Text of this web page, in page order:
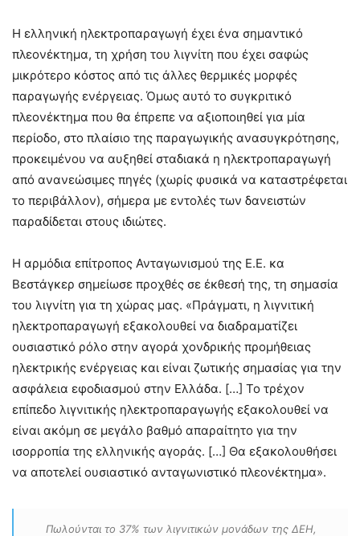
Η ελληνική ηλεκτροπαραγωγή έχει ένα σημαντικό
πλεονέκτημα, τη χρήση του λιγνίτη που έχει σαφώς
μικρότερο κόστος από τις άλλες θερμικές μορφές
παραγωγής ενέργειας. Όμως αυτό το συγκριτικό
πλεονέκτημα που θα έπρεπε να αξιοποιηθεί για μία
περίοδο, στο πλαίσιο της παραγωγικής ανασυγκρότησης,
προκειμένου να αυξηθεί σταδιακά η ηλεκτροπαραγωγή
από ανανεώσιμες πηγές (χωρίς φυσικά να καταστρέφεται
το περιβάλλον), σήμερα με εντολές των δανειστών
παραδίδεται στους ιδιώτες.
Η αρμόδια επίτροπος Ανταγωνισμού της Ε.Ε. κα
Βεστάγκερ σημείωσε προχθές σε έκθεσή της, τη σημασία
του λιγνίτη για τη χώρας μας. «Πράγματι, η λιγνιτική
ηλεκτροπαραγωγή εξακολουθεί να διαδραματίζει
ουσιαστικό ρόλο στην αγορά χονδρικής προμήθειας
ηλεκτρικής ενέργειας και είναι ζωτικής σημασίας για την
ασφάλεια εφοδιασμού στην Ελλάδα. […] Το τρέχον
επίπεδο λιγνιτικής ηλεκτροπαραγωγής εξακολουθεί να
είναι ακόμη σε μεγάλο βαθμό απαραίτητο για την
ισορροπία της ελληνικής αγοράς. […] Θα εξακολουθήσει
να αποτελεί ουσιαστικό ανταγωνιστικό πλεονέκτημα».
Πωλούνται το 37% των λιγνιτικών μονάδων της ΔΕΗ,